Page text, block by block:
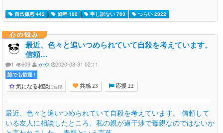
自己嫌悪 442 留年 180 申し訳ない 760 つらい 2822
心の悩み
最近、色々と追いつめられていて自殺を考えています。
信頼…
1 609 かや 2020-08-31 02:11
誰でも歓迎 !
気になる相談に登録 共感 23 応援 22
最近、色々と追いつめられていて自殺を考えています。 信頼して
いる友人に相談したところ、私の親が過干渉で毒親なのではないか